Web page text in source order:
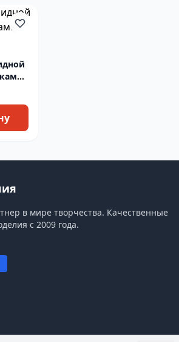
в мире творчества. Качественные
с 2009 года.